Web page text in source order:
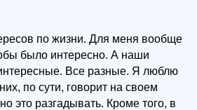
по жизни. Для меня вообще
было интересно. А наши
Все разные. Я люблю
по сути, говорит на своем
это разгадывать. Кроме того, в